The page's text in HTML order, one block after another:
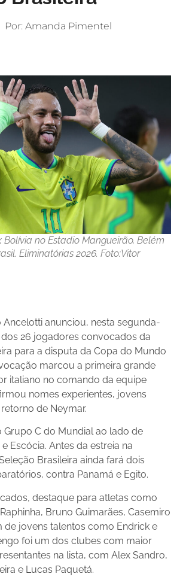
Por: Amanda Pimentel
Bolívia no Estadio Mangueirão, Belém
Eliminatórias 2026. Foto:Vitor
Ancelotti anunciou, nesta segunda-
dos 26 jogadores convocados da
para a disputa da Copa do Mundo
marcou a primeira grande
italiano no comando da equipe
nomes experientes, jovens
de Neymar.
Grupo C do Mundial ao lado de
Escócia. Antes da estreia na
Brasileira ainda fará dois
contra Panamá e Egito.
destaque para atletas como
Bruno Guimarães, Casemiro
de jovens talentos como Endrick e
foi um dos clubes com maior
na lista, com Alex Sandro,
e Lucas Paquetá.